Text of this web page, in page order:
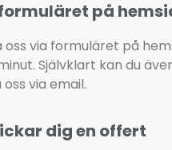
formuläret på
oss via formuläret på
Självklart kan du
via email.
dig en offert